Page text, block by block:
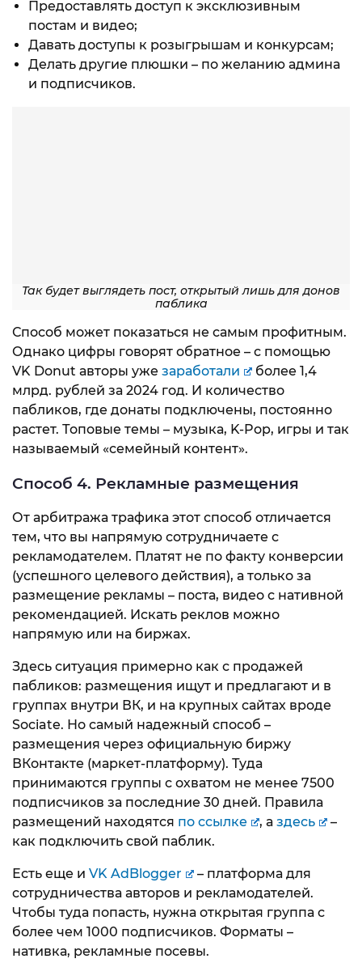
Предоставлять доступ к эксклюзивным
постам и видео;
Давать доступы к розыгрышам и конкурсам;
Делать другие плюшки – по желанию админа
и подписчиков.
Так будет выглядеть пост, открытый лишь для донов
паблика
Способ может показаться не самым профитным.
Однако цифры говорят обратное – с помощью
VK Donut авторы уже заработали
более 1,4
млрд. рублей за 2024 год. И количество
пабликов, где донаты подключены, постоянно
растет. Топовые темы – музыка, K-Pop, игры и так
называемый «семейный контент».
Способ 4. Рекламные размещения
От арбитража трафика этот способ отличается
тем, что вы напрямую сотрудничаете с
рекламодателем. Платят не по факту конверсии
(успешного целевого действия), а только за
размещение рекламы – поста, видео с нативной
рекомендацией. Искать реклов можно
напрямую или на биржах.
Здесь ситуация примерно как с продажей
пабликов: размещения ищут и предлагают и в
группах внутри ВК, и на крупных сайтах вроде
Sociate. Но самый надежный способ –
размещения через официальную биржу
ВКонтакте (маркет-платформу). Туда
принимаются группы с охватом не менее 7500
подписчиков за последние 30 дней. Правила
размещений находятся по ссылке , а здесь
–
как подключить свой паблик.
Есть еще и VK AdBlogger
– платформа для
сотрудничества авторов и рекламодателей.
Чтобы туда попасть, нужна открытая группа с
более чем 1000 подписчиков. Форматы –
нативка, рекламные посевы.